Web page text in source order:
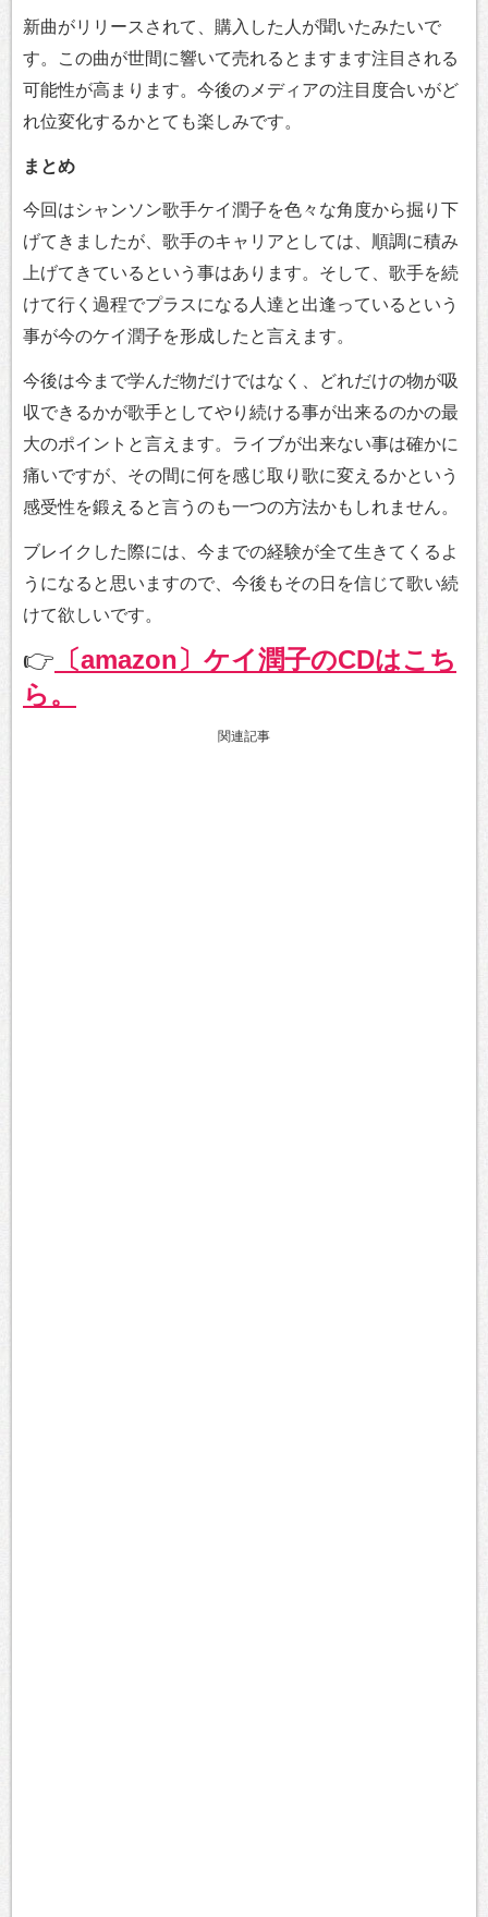
新曲がリリースされて、購入した人が聞いたみたいで
す。この曲が世間に響いて売れるとますます注目される
可能性が高まります。今後のメディアの注目度合いがど
れ位変化するかとても楽しみです。
まとめ
今回はシャンソン歌手ケイ潤子を色々な角度から掘り下
げてきましたが、歌手のキャリアとしては、順調に積み
上げてきているという事はあります。そして、歌手を続
けて行く過程でプラスになる人達と出逢っているという
事が今のケイ潤子を形成したと言えます。
今後は今まで学んだ物だけではなく、どれだけの物が吸
収できるかが歌手としてやり続ける事が出来るのかの最
大のポイントと言えます。ライブが出来ない事は確かに
痛いですが、その間に何を感じ取り歌に変えるかという
感受性を鍛えると言うのも一つの方法かもしれません。
ブレイクした際には、今までの経験が全て生きてくるよ
うになると思いますので、今後もその日を信じて歌い続
けて欲しいです。
👉 〔amazon〕ケイ潤子のCDはこち
ら。
関連記事